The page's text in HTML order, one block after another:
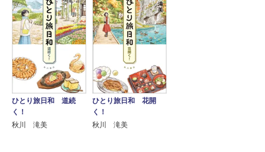
ひとり旅日和 道続
く！
秋川 滝美
ひとり旅日和 花開
く！
秋川 滝美